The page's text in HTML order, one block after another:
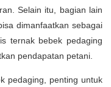
Selain itu, bagian lain
dimanfaatkan sebagai
ternak bebek pedaging
pendapatan petani.
pedaging, penting untuk